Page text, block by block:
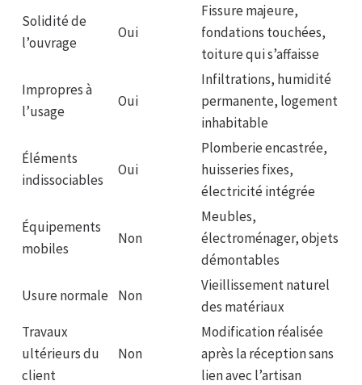
Solidité de
l’ouvrage
Oui
Fissure majeure,
fondations touchées,
toiture qui s’affaisse
Impropres à
l’usage
Oui
Infiltrations, humidité
permanente, logement
inhabitable
Éléments
indissociables
Oui
Plomberie encastrée,
huisseries fixes,
électricité intégrée
Équipements
mobiles
Non
Meubles,
électroménager, objets
démontables
Usure normale Non
Vieillissement naturel
des matériaux
Travaux
ultérieurs du
client
Non
Modification réalisée
après la réception sans
lien avec l’artisan